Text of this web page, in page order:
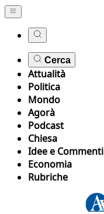
Cerca
Attualità
Politica
Mondo
Agorà
Podcast
Chiesa
Idee e Commenti
Economia
Rubriche